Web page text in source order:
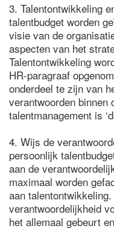
3. Talentontwikkeling
talentbudget worden
visie van de
aspecten van het
Talentontwikkeling
HR-paragraaf
onderdeel te zijn van
verantwoorden binnen
talentmanagement is
4. Wijs de
persoonlijk
aan de
maximaal worden
aan
verantwoordelijkheid
het allemaal gebeurt